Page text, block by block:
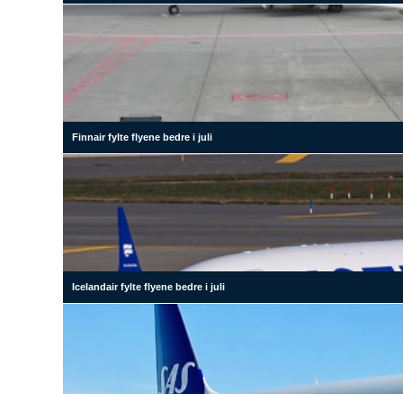
Finnair fylte flyene bedre i juli
Icelandair fylte flyene bedre i juli